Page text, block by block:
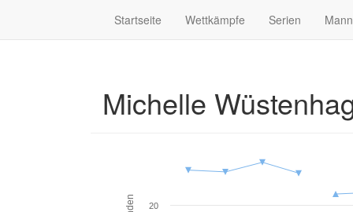
Startseite Wettkämpfe Serien
Michelle
20